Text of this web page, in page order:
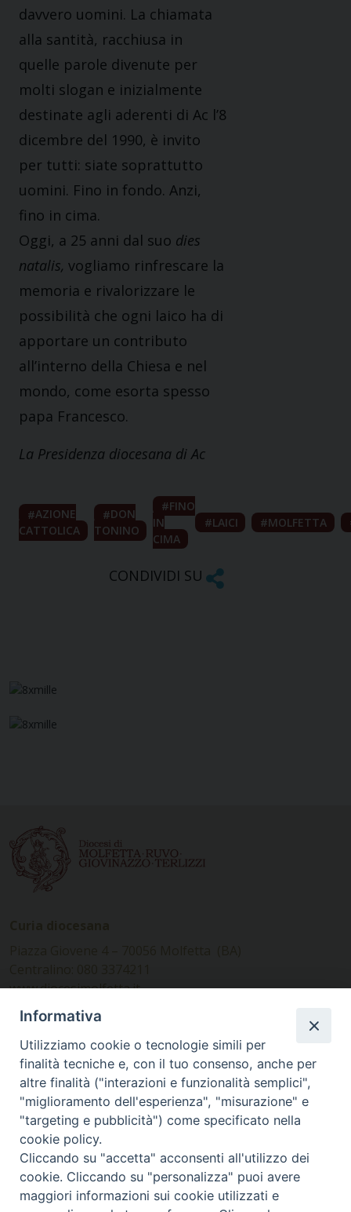
davvero uomini. La chiamata
alla santità, racchiusa in
quelle parole divenute per
molti slogan e inizialmente
destinate agli aderenti di Ac l’8
dicembre del 1990, è invito
per tutti: siate soprattutto
uomini. Fino in fondo. Anzi,
fino in cima.
Oggi, a 25 anni dal suo dies
natalis, vogliamo rinfrescare la
memoria e rivalorizzare le
possibilità che ogni laico ha di
apportare un contributo
all’interno della Chiesa e nel
mondo, come esorta spesso
papa Francesco.
La Presidenza diocesana di Ac
AZIONE
CATTOLICA
DON
TONINO
FINO
IN
CIMA
LAICI MOLFETTA
CONDIVIDI SU
www.diocesimolfetta.it –
diocesimolfetta@pec.chiesacattolica.it
Ufficio Comunicazioni sociali
Piazza Giovene 4 – 70056 Molfetta (BA)
comunicazionisociali@diocesimolfetta.it
SEGUICI SU
Facebook
Instagram
X YouTube
Feed
Informativa
Utilizziamo cookie o tecnologie simili per
finalità tecniche e, con il tuo consenso, anche per
altre finalità ("interazioni e funzionalità semplici",
"miglioramento dell'esperienza", "misurazione" e
"targeting e pubblicità") come specificato nella
cookie policy.
Cliccando su "accetta" acconsenti all'utilizzo dei
cookie. Cliccando su "personalizza" puoi avere
maggiori informazioni sui cookie utilizzati e